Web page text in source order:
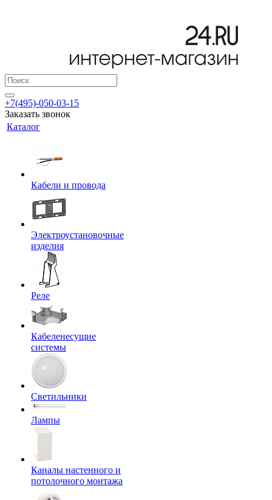
+7(495)-050-03-15
Заказать звонок
Каталог
Кабели и провода
Электроустановочные
изделия
Реле
Кабеленесущие
системы
Светильники
Лампы
Каналы настенного и
потолочного монтажа